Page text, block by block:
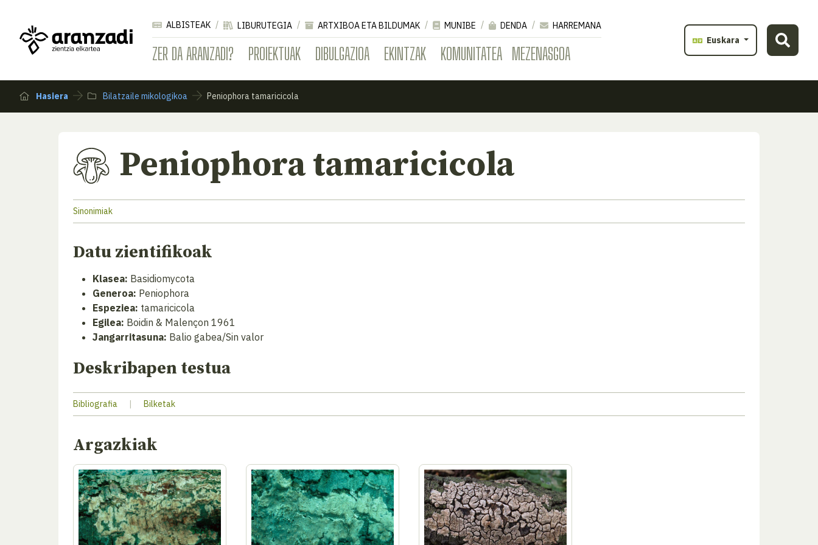
ZER DA ARANZADI? PROIEKTUAK DIBULGAZIOA EKINTZAK KOMUNITATEA MEZENASGOA
ALBISTEAK LIBURUTEGIA ARTXIBOA ETA BILDUMAK MUNIBE DENDA
HARREMANA
Euskara
Hasiera Bilatzaile mikologikoa Peniophora tamaricicola
Peniophora tamaricicola
Sinonimiak
Datu zientifikoak
Klasea: Basidiomycota
Generoa: Peniophora
Espeziea: tamaricicola
Egilea: Boidin & Malençon 1961
Jangarritasuna: Balio gabea/Sin valor
Deskribapen testua
Bibliografia | Bilketak
Argazkiak